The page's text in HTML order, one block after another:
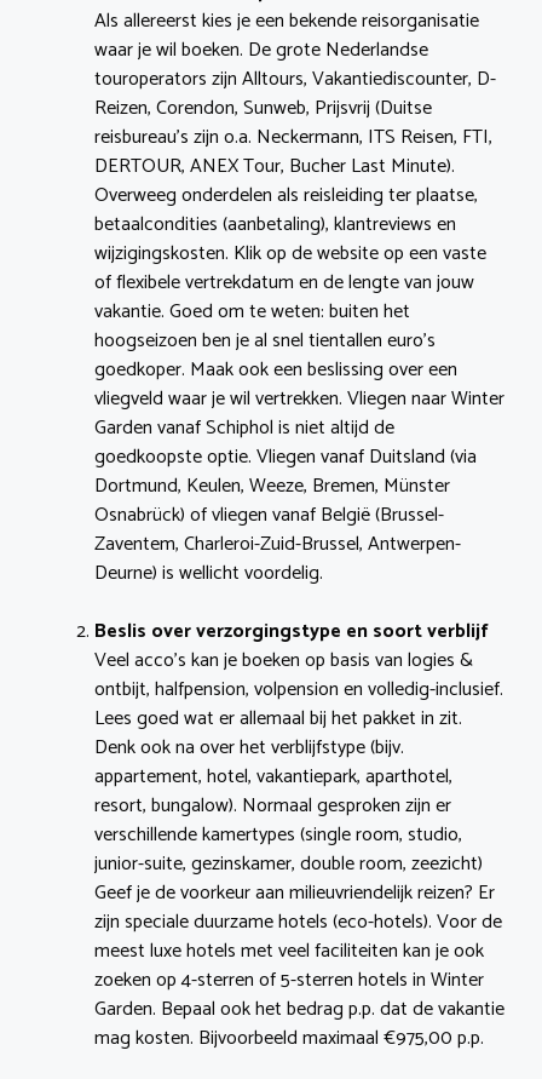
Als allereerst kies je een bekende reisorganisatie
waar je wil boeken. De grote Nederlandse
touroperators zijn Alltours, Vakantiediscounter, D-
Reizen, Corendon, Sunweb, Prijsvrij (Duitse
reisbureau’s zijn o.a. Neckermann, ITS Reisen, FTI,
DERTOUR, ANEX Tour, Bucher Last Minute).
Overweeg onderdelen als reisleiding ter plaatse,
betaalcondities (aanbetaling), klantreviews en
wijzigingskosten. Klik op de website op een vaste
of flexibele vertrekdatum en de lengte van jouw
vakantie. Goed om te weten: buiten het
hoogseizoen ben je al snel tientallen euro’s
goedkoper. Maak ook een beslissing over een
vliegveld waar je wil vertrekken. Vliegen naar Winter
Garden vanaf Schiphol is niet altijd de
goedkoopste optie. Vliegen vanaf Duitsland (via
Dortmund, Keulen, Weeze, Bremen, Münster
Osnabrück) of vliegen vanaf België (Brussel-
Zaventem, Charleroi-Zuid-Brussel, Antwerpen-
Deurne) is wellicht voordelig.
Beslis over verzorgingstype en soort verblijf
Veel acco’s kan je boeken op basis van logies &
ontbijt, halfpension, volpension en volledig-inclusief.
Lees goed wat er allemaal bij het pakket in zit.
Denk ook na over het verblijfstype (bijv.
appartement, hotel, vakantiepark, aparthotel,
resort, bungalow). Normaal gesproken zijn er
verschillende kamertypes (single room, studio,
junior-suite, gezinskamer, double room, zeezicht)
Geef je de voorkeur aan milieuvriendelijk reizen? Er
zijn speciale duurzame hotels (eco-hotels). Voor de
meest luxe hotels met veel faciliteiten kan je ook
zoeken op 4-sterren of 5-sterren hotels in Winter
Garden. Bepaal ook het bedrag p.p. dat de vakantie
mag kosten. Bijvoorbeeld maximaal €975,00 p.p.